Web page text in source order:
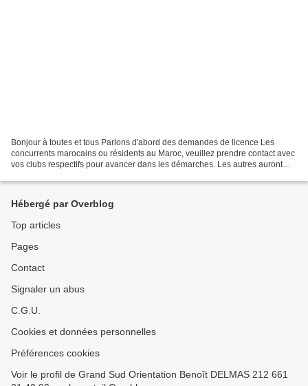
Bonjour à toutes et tous Parlons d'abord des demandes de licence Les
concurrents marocains ou résidents au Maroc, veuillez prendre contact avec
vos clubs respectifs pour avancer dans les démarches. Les autres auront
Hébergé par Overblog
Top articles
Pages
Contact
Signaler un abus
C.G.U.
Cookies et données personnelles
Préférences cookies
Voir le profil de Grand Sud Orientation Benoît DELMAS 212 661